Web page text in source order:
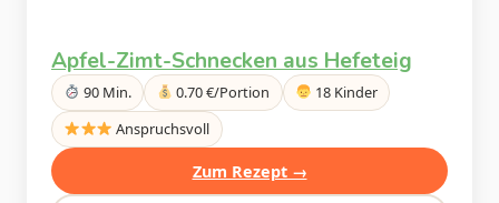
Apfel-Zimt-Schnecken aus Hefeteig
90 Min. 0.70 €/Portion
18 Kinder
Anspruchsvoll
Zum Rezept →